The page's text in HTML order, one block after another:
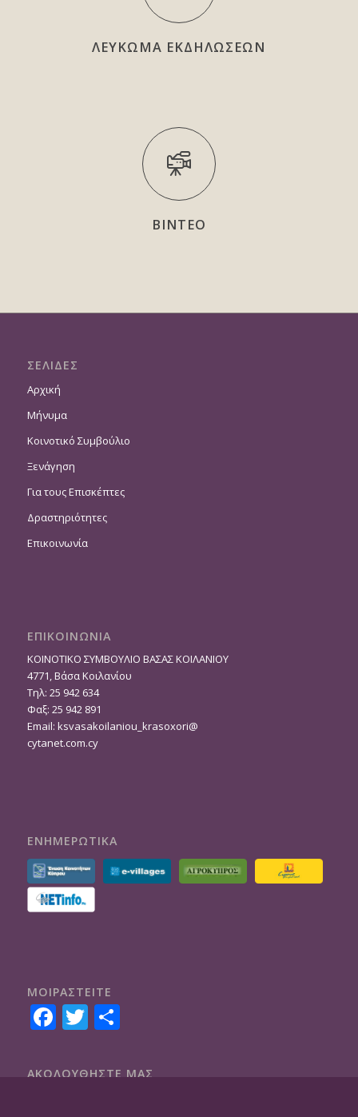
ΛΕΥΚΩΜΑ ΕΚΔΗΛΩΣΕΩΝ
ΒΙΝΤΕΟ
ΣΕΛΙΔΕΣ
Αρχική
Μήνυμα
Κοινοτικό Συμβούλιο
Ξενάγηση
Για τους Επισκέπτες
Δραστηριότητες
Επικοινωνία
ΕΠΙΚΟΙΝΩΝΙΑ
ΚΟΙΝΟΤΙΚΟ ΣΥΜΒΟΥΛΙΟ ΒΑΣΑΣ ΚΟΙΛΑΝΙΟΥ
4771, Βάσα Κοιλανίου
Τηλ: 25 942 634
Φαξ: 25 942 891
Email: ksvasakoilaniou_krasoxori@
cytanet.com.cy
ΕΝΗΜΕΡΩΤΙΚΑ
ΜΟΙΡΑΣTEITE
Facebook
Twitter
Share
ΑΚΟΛΟΥΘΗΣΤΕ ΜΑΣ